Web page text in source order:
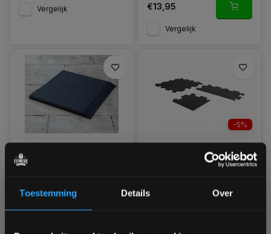
Toestemming Details Over
Vergelijk €13,95
Vergelijk
PT Essentials
Afgeschuinde
cm Zwart
Op voorraad
-5%
Lifemaxx LMX1365 Eco
Puzzle Vloerdelen
Ruim op voorraad
Bam! 5% korting op je volgende